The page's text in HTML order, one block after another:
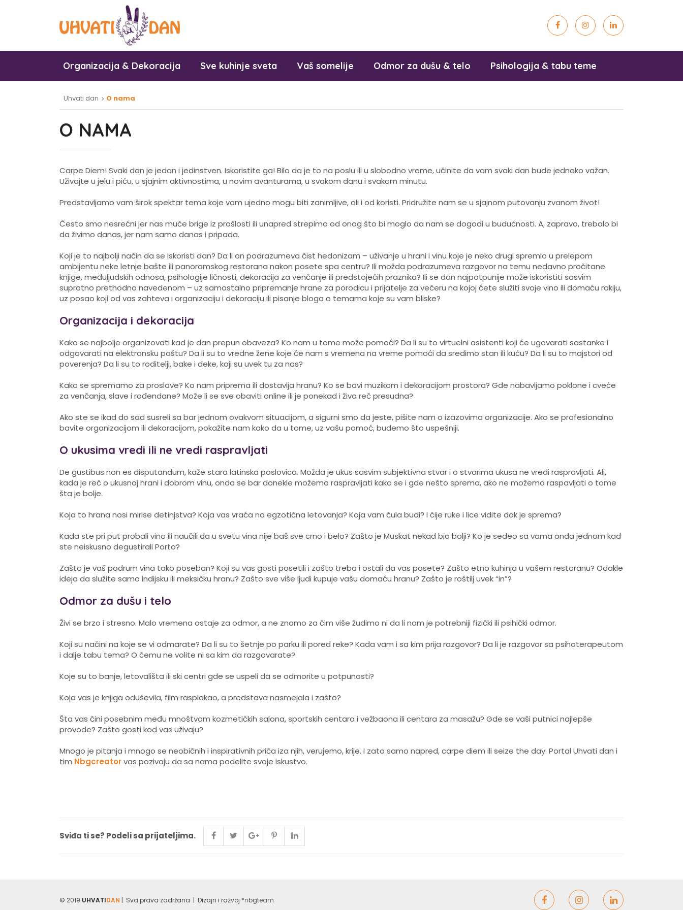
Organizacija & Dekoracija Sve kuhinje sveta Vaš somelije Odmor za dušu & telo Psihologija & tabu teme
Uhvati dan O nama
O NAMA
Carpe Diem! Svaki dan je jedan i jedinstven. Iskoristite ga! Bilo da je to na poslu ili u slobodno vreme, učinite da vam svaki dan bude jednako važan.
Uživajte u jelu i piću, u sjajnim aktivnostima, u novim avanturama, u svakom danu i svakom minutu.
Predstavljamo vam širok spektar tema koje vam ujedno mogu biti zanimljive, ali i od koristi. Pridružite nam se u sjajnom putovanju zvanom život!
Često smo nesrećni jer nas muče brige iz prošlosti ili unapred strepimo od onog što bi moglo da nam se dogodi u budućnosti. A, zapravo, trebalo bi
da živimo danas, jer nam samo danas i pripada.
Koji je to najbolji način da se iskoristi dan? Da li on podrazumeva čist hedonizam – uživanje u hrani i vinu koje je neko drugi spremio u prelepom
ambijentu neke letnje bašte ili panoramskog restorana nakon posete spa centru? Ili možda podrazumeva razgovor na temu nedavno pročitane
knjige, međuljudskih odnosa, psihologije ličnosti, dekoracija za venčanje ili predstojećih praznika? Ili se dan najpotpunije može iskoristiti sasvim
suprotno prethodno navedenom – uz samostalno pripremanje hrane za porodicu i prijatelje za večeru na kojoj ćete služiti svoje vino ili domaću rakiju,
uz posao koji od vas zahteva i organizaciju i dekoraciju ili pisanje bloga o temama koje su vam bliske?
Organizacija i dekoracija
Kako se najbolje organizovati kad je dan prepun obaveza? Ko nam u tome može pomoći? Da li su to virtuelni asistenti koji će ugovarati sastanke i
odgovarati na elektronsku poštu? Da li su to vredne žene koje će nam s vremena na vreme pomoći da sredimo stan ili kuću? Da li su to majstori od
poverenja? Da li su to roditelji, bake i deke, koji su uvek tu za nas?
Kako se spremamo za proslave? Ko nam priprema ili dostavlja hranu? Ko se bavi muzikom i dekoracijom prostora? Gde nabavljamo poklone i cveće
za venčanja, slave i rođendane? Može li se sve obaviti online ili je ponekad i živa reč presudna?
Ako ste se ikad do sad susreli sa bar jednom ovakvom situacijom, a sigurni smo da jeste, pišite nam o izazovima organizacije. Ako se profesionalno
bavite organizacijom ili dekoracijom, pokažite nam kako da u tome, uz vašu pomoć, budemo što uspešniji.
O ukusima vredi ili ne vredi raspravljati
De gustibus non es disputandum, kaže stara latinska poslovica. Možda je ukus sasvim subjektivna stvar i o stvarima ukusa ne vredi raspravljati. Ali,
kada je reč o ukusnoj hrani i dobrom vinu, onda se bar donekle možemo raspravljati kako se i gde nešto sprema, ako ne možemo raspavljati o tome
šta je bolje.
Koja to hrana nosi mirise detinjstva? Koja vas vraća na egzotična letovanja? Koja vam čula budi? I čije ruke i lice vidite dok je sprema?
Kada ste pri put probali vino ili naučili da u svetu vina nije baš sve crno i belo? Zašto je Muskat nekad bio bolji? Ko je sedeo sa vama onda jednom kad
ste neiskusno degustirali Porto?
Zašto je vaš podrum vina tako poseban? Koji su vas gosti posetili i zašto treba i ostali da vas posete? Zašto etno kuhinja u vašem restoranu? Odakle
ideja da služite samo indijsku ili meksičku hranu? Zašto sve više ljudi kupuje vašu domaću hranu? Zašto je roštilj uvek “in”?
Odmor za dušu i telo
Živi se brzo i stresno. Malo vremena ostaje za odmor, a ne znamo za čim više žudimo ni da li nam je potrebniji fizički ili psihički odmor.
Koji su načini na koje se vi odmarate? Da li su to šetnje po parku ili pored reke? Kada vam i sa kim prija razgovor? Da li je razgovor sa psihoterapeutom
i dalje tabu tema? O čemu ne volite ni sa kim da razgovarate?
Koje su to banje, letovališta ili ski centri gde se uspeli da se odmorite u potpunosti?
Koja vas je knjiga oduševila, film rasplakao, a predstava nasmejala i zašto?
Šta vas čini posebnim među mnoštvom kozmetičkih salona, sportskih centara i vežbaona ili centara za masažu? Gde se vaši putnici najlepše
provode? Zašto gosti kod vas uživaju?
Mnogo je pitanja i mnogo se neobičnih i inspirativnih priča iza njih, verujemo, krije. I zato samo napred, carpe diem ili seize the day. Portal Uhvati dan i
tim Nbgcreatorvas pozivaju da sa nama podelite svoje iskustvo.
Sviđa ti se? Podeli sa prijateljima.
© 2019 UHVATIDAN | Sva prava zadržana | Dizajn i razvoj *nbgteam